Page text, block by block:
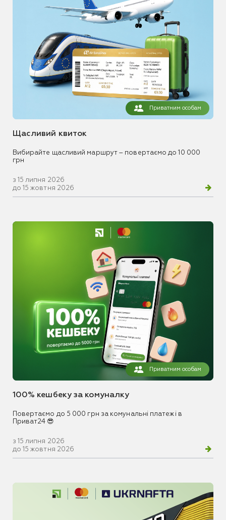
Приватним особам
Щасливий квиток
Вибирайте щасливий маршрут – повертаємо до 10 000
грн
з 15 липня 2026
до 15 жовтня 2026
Приватним особам
100% кешбеку за комуналку
Повертаємо до 5 000 грн за комунальні платежі в
Приват24 😎
з 15 липня 2026
до 15 жовтня 2026